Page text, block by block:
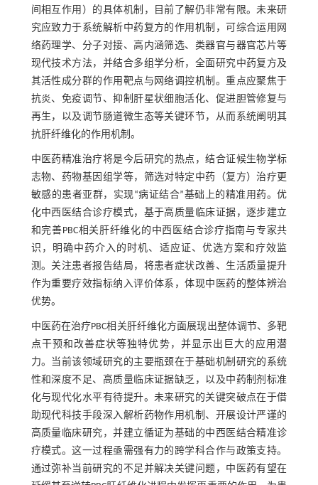
间相互作用）的具体机制，目前了解仍非常有限。未来研
究应致力于系统解析中药复方的作用机制，可综合运用网
络药理学、分子对接、高内涵筛选、类器官与器官芯片等
现代技术方法，并结合多组学分析，全面研究中药复方及
其活性成分群的作用靶点与网络调控机制。重点应聚焦于
抗炎、免疫调节、抑制肝星状细胞活化、促进胆管修复与
再生，以及调节肠道微生态等关键环节，从而系统阐明其
抗肝纤维化的作用机制。
中医药精准治疗将是今后研究的热点，结合证候生物学标
志物、药物基因组学等，筛选对特定中药（复方）治疗更
敏感的患者亚群，实现“病证结合”基础上的精准用药。优
化中西医结合诊疗模式，基于高质量临床证据，逐步建立
和完善PBC相关肝纤维化的中西医结合诊疗指南与专家共
识，明确中药介入的时机、适应证、优选方案和疗效监
测。关注患者报告结局，将患者症状改善、生活质量提升
作为重要疗效指标纳入评价体系，体现中医药的整体辨治
优势。
中医药在治疗PBC相关肝纤维化方面展现出整体调节、多靶
点干预和改善症状等独特优势，并显示出巨大的应用潜
力。当前该领域研究的主要瓶颈在于基础机制研究的系统
性和深度不足、高质量临床证据缺乏，以及中药制剂标准
化与现代化水平有待提升。未来研究的关键突破点在于借
助现代科技手段深入解析药物作用机制、开展设计严谨的
高质量临床研究，并建立循证为基础的中西医结合精准诊
疗模式。这一过程亟需强有力的跨学科合作与政策支持。
通过弥补当前研究的不足并解决关键问题，中医药有望在